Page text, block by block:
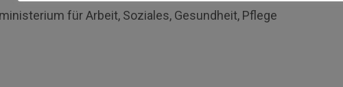
für Arbeit, Soziales, Gesundheit, Pflege